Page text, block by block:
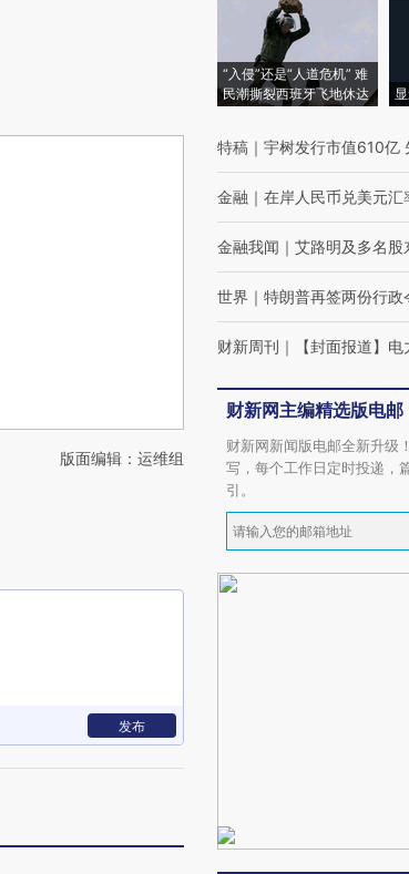
版面编辑：运维组
发布
“入侵”还是“人道危机” 难
民潮撕裂西班牙飞地休达
特稿 ｜ 宇树发行市值610亿
金融 ｜ 在岸人民币兑美元
金融我闻 ｜ 艾路明及多名股
世界 ｜ 特朗普再签两份行政
财新周刊 ｜ 【封面报道】
财新网主编精选版电邮
财新网新闻版电邮全新升级
写，每个工作日定时投递，
引。